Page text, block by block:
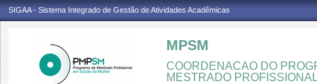
SIGAA - Sistema Integrado de Gestão de Atividades Acadêmicas
MPSM
COORDENACAO DO
MESTRADO